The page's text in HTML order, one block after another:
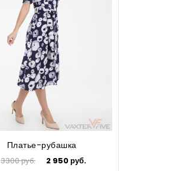
Платье-рубашка
3300 руб. 2 950 руб.